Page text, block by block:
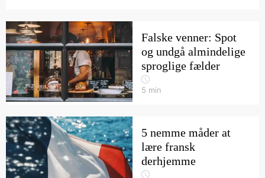
Falske venner: Spot
og undgå almindelige
sproglige fælder
5 min
5 nemme måder at
lære fransk
derhjemme